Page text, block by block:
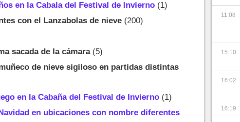
en la Cabala del Festival de Invierno (1)
con el Lanzabolas de nieve (200)
sacada de la cámara(5)
de nieve sigiloso en partidas distintas
en la Cabaña del Festival de Invierno (1)
en ubicaciones con nombre diferentes
11:08
15:10
16:02
16:19